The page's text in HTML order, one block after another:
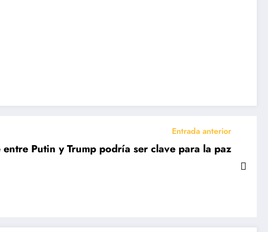
Entrada anterior
entre Putin y Trump podría ser clave para la paz